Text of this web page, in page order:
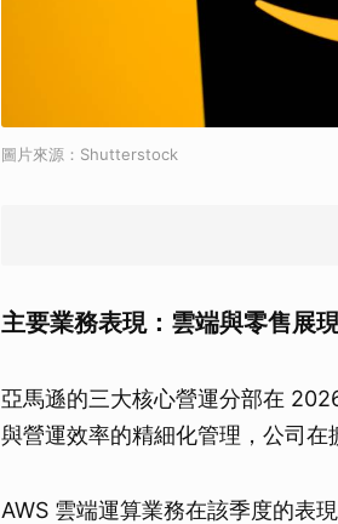
圖片來源：Shutterstock
主要業務表現：雲端與零售展
亞馬遜的三大核心營運分部在
與營運效率的精細化管理，公司在
AWS 雲端運算業務在該季度的表